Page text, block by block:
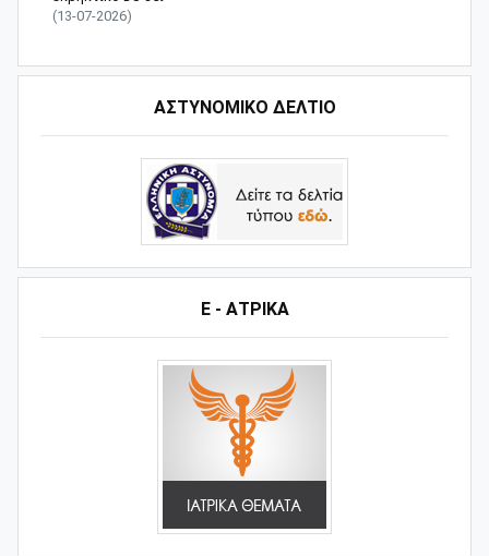
(13-07-2026)
ΑΣΤΥΝΟΜΙΚΟ ΔΕΛΤΙΟ
Ε - ΑΤΡΙΚΑ